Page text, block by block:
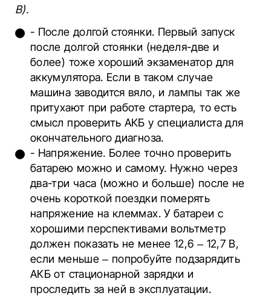
В).
- После долгой стоянки. Первый запуск
после долгой стоянки (неделя-две и
более) тоже хороший экзаменатор для
аккумулятора. Если в таком случае
машина заводится вяло, и лампы так же
притухают при работе стартера, то есть
смысл проверить АКБ у специалиста для
окончательного диагноза.
- Напряжение. Более точно проверить
батарею можно и самому. Нужно через
два-три часа (можно и больше) после не
очень короткой поездки померять
напряжение на клеммах. У батареи с
хорошими перспективами вольтметр
должен показать не менее 12,6 – 12,7 В,
если меньше – попробуйте подзарядить
АКБ от стационарной зарядки и
проследить за ней в эксплуатации.